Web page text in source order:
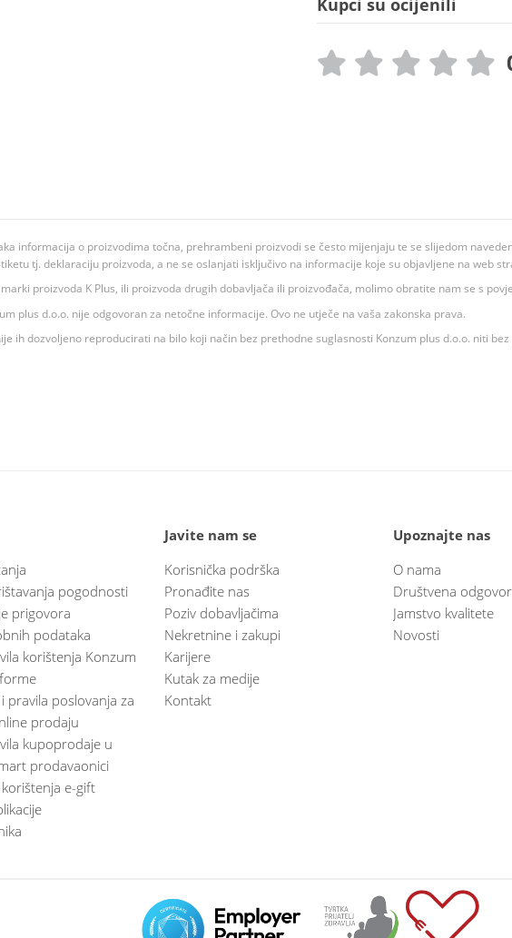
Kupci su ocijenili
informacija o proizvodima točna, prehrambeni proizvodi se često mijenjaju te se slijedom
tj. deklaraciju proizvoda, a ne se oslanjati isključivo na informacije koje su objavljene na web
proizvoda K Plus, ili proizvoda drugih dobavljača ili proizvođača, molimo obratite nam se s
plus d.o.o. nije odgovoran za netočne informacije. Ovo ne utječe na vaša zakonska prava.
ih dozvoljeno reproducirati na bilo koji način bez prethodne suglasnosti Konzum plus d.o.o. niti
pogodnosti
prigovora
podataka
korištenja Konzum
pravila poslovanja za
prodaju
kupoprodaje u
prodavaonici
e-gift
Javite nam se
Korisnička podrška
Pronađite nas
Poziv dobavljačima
Nekretnine i zakupi
Karijere
Kutak za medije
Kontakt
Upoznajte nas
O nama
Društvena
Jamstvo kvalitete
Novosti